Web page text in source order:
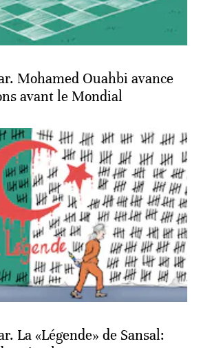
Mohamed Ouahbi avance
avant le Mondial
La «Légende» de Sansal: